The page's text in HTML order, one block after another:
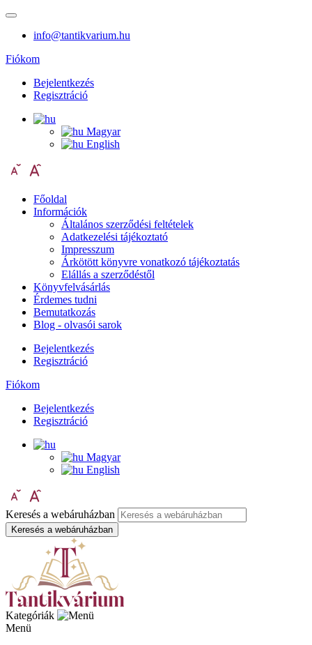
info@tantikvarium.hu
Fiókom
Bejelentkezés
Regisztráció
Magyar
English
Főoldal
Információk
Általános szerződési feltételek
Adatkezelési tájékoztató
Impresszum
Árkötött könyvre vonatkozó tájékoztatás
Elállás a szerződéstől
Könyvfelvásárlás
Érdemes tudni
Bemutatkozás
Blog - olvasói sarok
Bejelentkezés
Regisztráció
Fiókom
Bejelentkezés
Regisztráció
Magyar
English
Keresés a webáruházban
Keresés a webáruházban
Kategóriák
Menü